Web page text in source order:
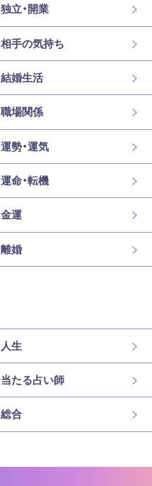
独立・開業
相手の気持ち
結婚生活
職場関係
運勢・運気
運命・転機
金運
離婚
人生
当たる占い師
総合